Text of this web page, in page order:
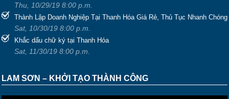
Thu, 10/29/19 8:00 p.m.
Thành Lập Doanh Nghiệp Tại Thanh Hóa Giá Rẻ, Thủ Tục Nhanh Chóng
Sat, 10/30/19 8:00 p.m.
Khắc dấu chữ ký tại Thanh Hóa
Sat, 11/30/19 8:00 p.m.
LAM SƠN – KHỞI TẠO THÀNH CÔNG